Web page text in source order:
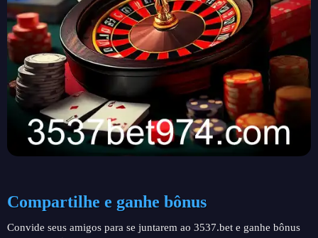
Compartilhe e ganhe bônus
Convide seus amigos para se juntarem ao 3537.bet e ganhe bônus